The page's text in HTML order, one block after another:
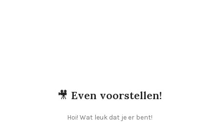
🎥 Even voorstellen!
Hoi! Wat leuk dat je er bent!